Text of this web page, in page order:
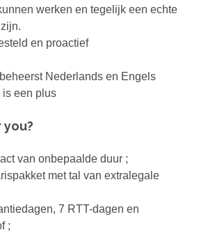
werken en tegelijk een echte
en proactief
Nederlands en Engels
is een plus
van onbepaalde duur ;
met tal van extralegale
7 RTT-dagen en
;